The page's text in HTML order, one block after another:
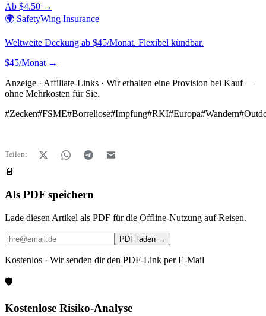
Ab $4.50 →
🌍 SafetyWing Insurance
Weltweite Deckung ab $45/Monat. Flexibel kündbar.
$45/Monat →
Anzeige · Affiliate-Links · Wir erhalten eine Provision bei Kauf —
ohne Mehrkosten für Sie.
#Zecken#FSME#Borreliose#Impfung#RKI#Europa#Wandern#
Teilen:
📄
Als PDF speichern
Lade diesen Artikel als PDF für die Offline-Nutzung auf Reisen.
PDF laden →
Kostenlos · Wir senden dir den PDF-Link per E-Mail
🛡️
Kostenlose Risiko-Analyse